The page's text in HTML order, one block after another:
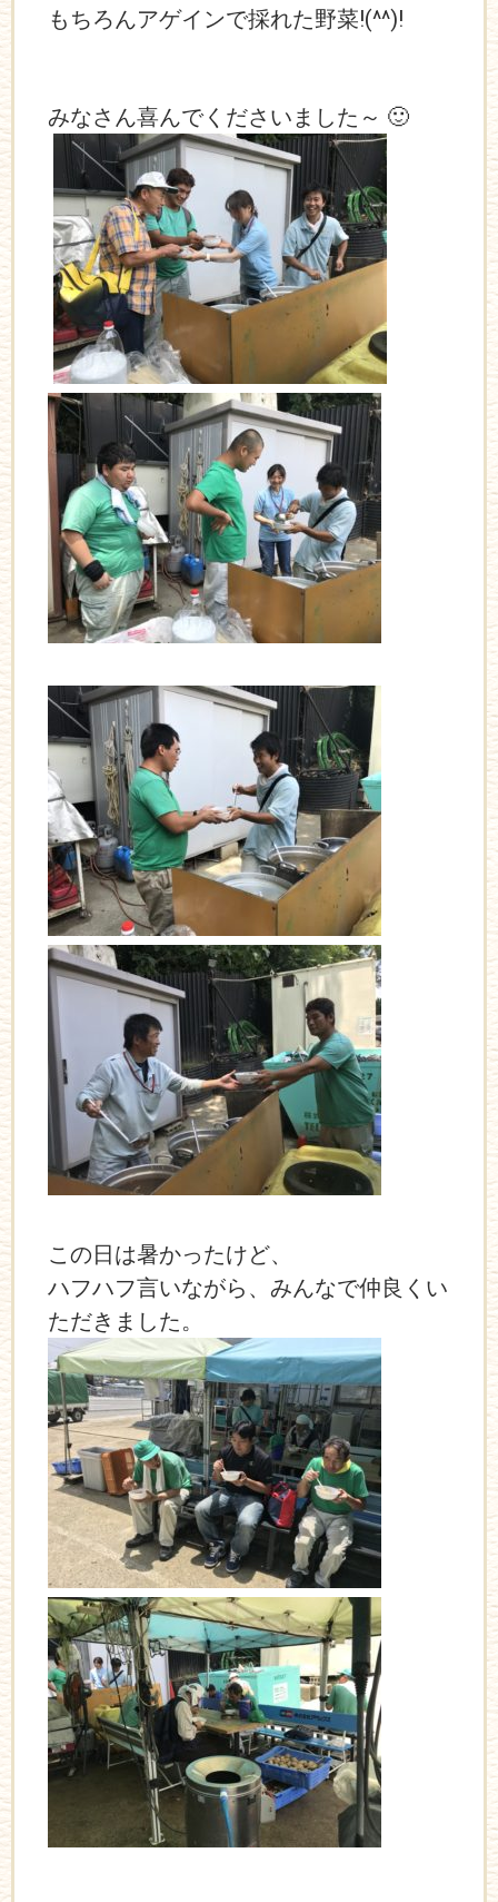
もちろんアゲインで採れた野菜!(^^)!
みなさん喜んでくださいました～ 🙂
この日は暑かったけど、
ハフハフ言いながら、みんなで仲良くい
ただきました。